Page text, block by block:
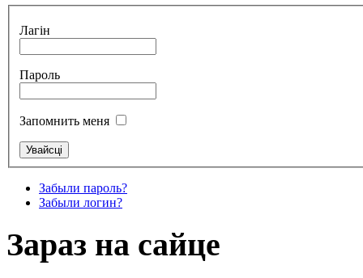
Лагін
Пароль
Запомнить меня
Забыли пароль?
Забыли логин?
Зараз на сайце